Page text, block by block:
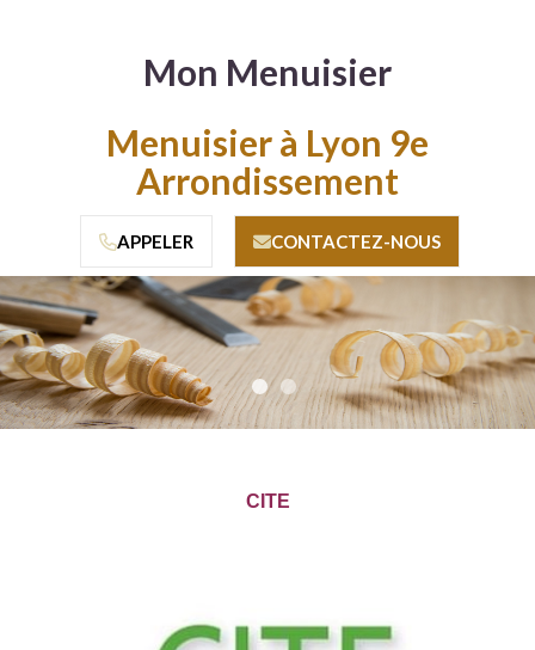
Mon Menuisier
Menuisier à Lyon 9e
Arrondissement
APPELER CONTACTEZ-NOUS
• •
CITE